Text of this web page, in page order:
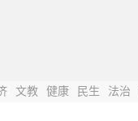
文教 健康 民生 法治